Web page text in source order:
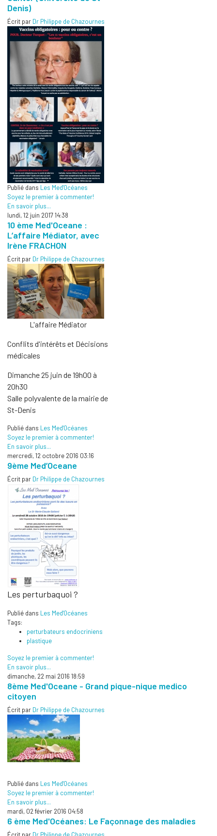
Denis)
Écrit par Dr Philippe de Chazournes
Publié dans Les Med'Océanes
Soyez le premier à commenter!
En savoir plus...
lundi, 12 juin 2017 14:38
10 ème Med'Oceane :
L’affaire Médiator, avec
Irène FRACHON
Écrit par Dr Philippe de Chazournes
L'affaire Médiator
Conflits d'intérêts et Décisions
médicales
Dimanche 25 juin de 19h00 à
20h30
Salle polyvalente de la mairie de
St-Denis
Publié dans Les Med'Océanes
Soyez le premier à commenter!
En savoir plus...
mercredi, 12 octobre 2016 03:16
9ème Med’Oceane
Écrit par Dr Philippe de Chazournes
Les perturbaquoi ?
Publié dans Les Med'Océanes
Tags:
perturbateurs endocriniens
plastique
Soyez le premier à commenter!
En savoir plus...
dimanche, 22 mai 2016 18:59
8ème Med'Oceane - Grand pique-nique medico
citoyen
Écrit par Dr Philippe de Chazournes
Publié dans Les Med'Océanes
Soyez le premier à commenter!
En savoir plus...
mardi, 02 février 2016 04:58
6 ème Med'Océanes: Le Façonnage des maladies
Écrit par Dr Philippe de Chazournes